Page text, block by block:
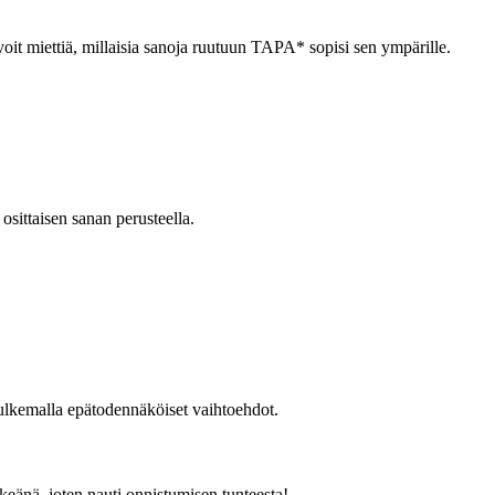
miettiä, millaisia sanoja ruutuun TAPA* sopisi sen ympärille.
sanan perusteella.
epätodennäköiset vaihtoehdot.